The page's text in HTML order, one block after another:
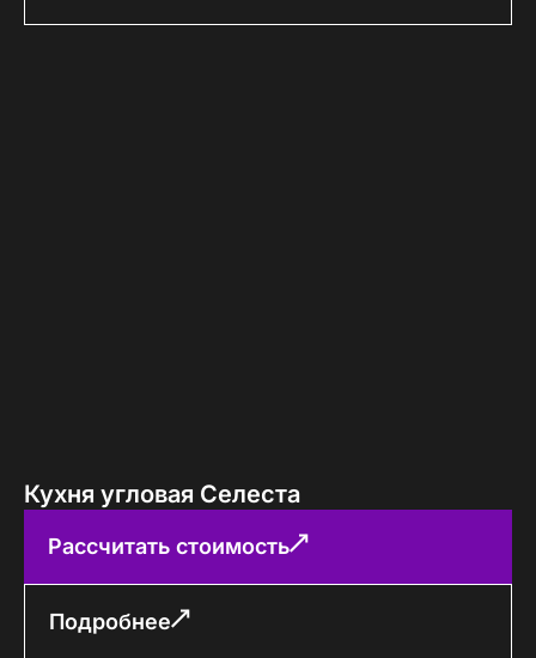
Кухня угловая Селеста
Рассчитать стоимость
Подробнее